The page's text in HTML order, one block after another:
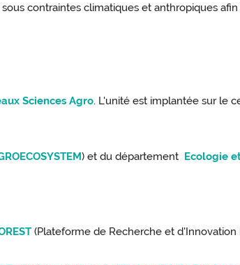
contraintes climatiques et anthropiques
Sciences Agro. L'unité est implantée sur le
) et du département Ecologie
(Plateforme de Recherche et d'Innovation